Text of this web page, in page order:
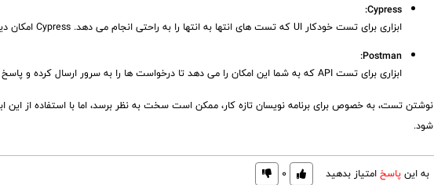
Cypress:
ابزاری برای تست خودکار UI که تست های انتها به انتها را به راحتی انجام می دهد. Cypress امکان دیدن روند اجرای تست ها را به صورت واقعی فراهم می کند.
Postman:
ابزاری برای تست API که به شما این امکان را می دهد تا درخواست ها را به سرور ارسال کرده و پاسخ ها را بررسی کنید.
نوشتن تست، به خصوص برای برنامه نویسان تازه کار، ممکن است سخت به نظر برسد، اما با استفاده از این
شود.
به اینپاسخامتیاز بدهید 0